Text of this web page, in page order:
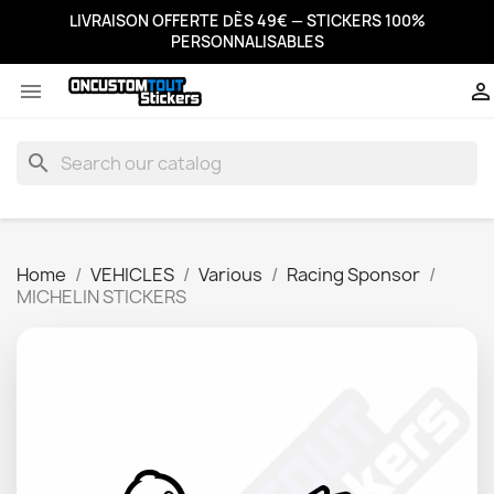
LIVRAISON OFFERTE DÈS 49€ — STICKERS 100%
PERSONNALISABLES
 
search
Home VEHICLES Various
Racing Sponsor
MICHELIN STICKERS